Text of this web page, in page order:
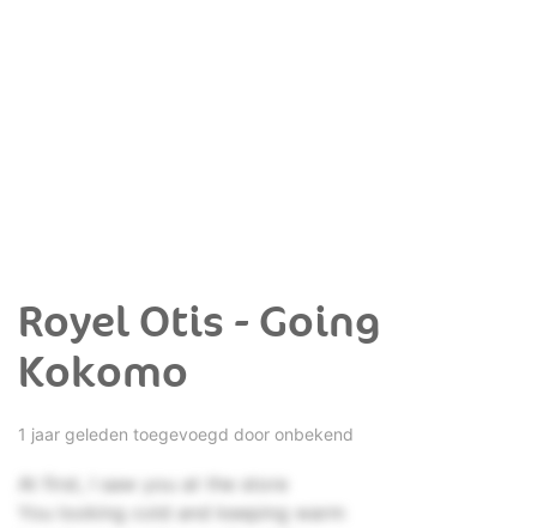
Royel Otis - Going
Kokomo
1 jaar geleden toegevoegd door onbekend
At first, I saw you at the store
You looking cold and keeping warm